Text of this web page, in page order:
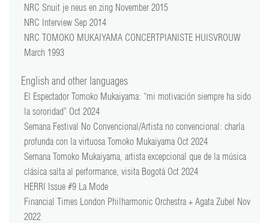
NRC Snuit je neus en zing November 2015
NRC Interview Sep 2014
NRC TOMOKO MUKAIYAMA CONCERTPIANISTE HUISVROUW
March 1993
English and other languages
El Espectador Tomoko Mukaiyama: “mi motivación siempre ha sido
la sororidad” Oct 2024
Semana Festival No Convencional/Artista no convencional: charla
profunda con la virtuosa Tomoko Mukaiyama Oct 2024
Semana Tomoko Mukaiyama, artista excepcional que de la música
clásica salta al performance, visita Bogotá Oct 2024
HERRI Issue #9 La Mode
Financial Times London Philharmonic Orchestra + Agata Zubel Nov
2022